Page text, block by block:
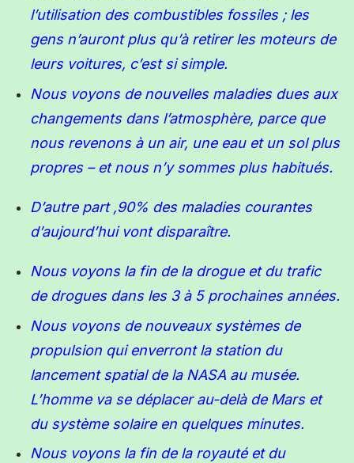
l’utilisation des combustibles fossiles ; les
gens n’auront plus qu’à retirer les moteurs de
leurs voitures, c’est si simple.
Nous voyons de nouvelles maladies dues aux
changements dans l’atmosphère, parce que
nous revenons à un air, une eau et un sol plus
propres – et nous n’y sommes plus habitués.
D’autre part ,90% des maladies courantes
d’aujourd’hui vont disparaître.
Nous voyons la fin de la drogue et du trafic
de droguesdans les 3 à 5 prochaines années.
Nous voyons de nouveaux systèmes de
propulsion qui enverrontla station du
lancement spatial de la NASA au musée.
L’homme va se déplacer au-delà de Mars et
du système solaire en quelques minutes.
Nous voyons la fin de la royauté et du